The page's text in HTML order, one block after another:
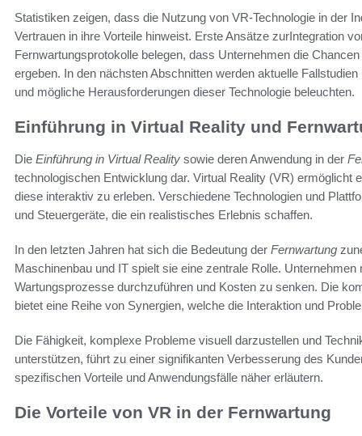
Statistiken zeigen, dass die Nutzung von VR-Technologie in der
Vertrauen in ihre Vorteile hinweist. Erste Ansätze zurIntegration
Fernwartungsprotokolle belegen, dass Unternehmen die
ergeben. In den nächsten Abschnitten werden aktuelle
und mögliche Herausforderungen dieser Technologie beleuchten.
Einführung in Virtual Reality und
Die Einführung in Virtual Reality sowie deren Anwendung in der
technologischen Entwicklung dar. Virtual Reality (VR) ermöglicht
diese interaktiv zu erleben. Verschiedene Technologien und
und Steuergeräte, die ein realistisches Erlebnis schaffen.
In den letzten Jahren hat sich die Bedeutung der Fernwartung
Maschinenbau und IT spielt sie eine zentrale Rolle.
Wartungsprozesse durchzuführen und Kosten zu senken. Die
bietet eine Reihe von Synergien, welche die Interaktion und
Die Fähigkeit, komplexe Probleme visuell darzustellen und
unterstützen, führt zu einer signifikanten Verbesserung des
spezifischen Vorteile und Anwendungsfälle näher erläutern.
Die Vorteile von VR in der Fernwartung